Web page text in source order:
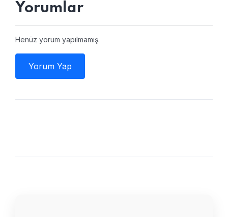
Yorumlar
Henüz yorum yapılmamış.
Yorum Yap